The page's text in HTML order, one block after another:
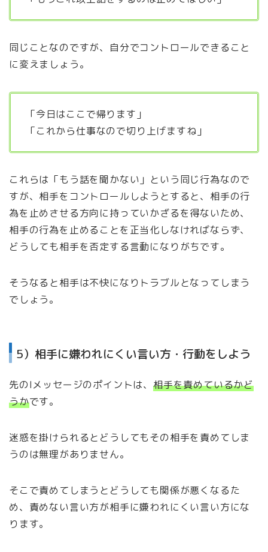
同じことなのですが、自分でコントロールできること
に変えましょう。
「今日はここで帰ります」
「これから仕事なので切り上げますね」
これらは「もう話を聞かない」という同じ行為なので
すが、相手をコントロールしようとすると、相手の行
為を止めさせる方向に持っていかざるを得ないため、
相手の行為を止めることを正当化しなければならず、
どうしても相手を否定する言動になりがちです。
そうなると相手は不快になりトラブルとなってしまう
でしょう。
5）相手に嫌われにくい言い方・行動をしよう
先のIメッセージのポイントは、相手を責めているかど
うかです。
迷惑を掛けられるとどうしてもその相手を責めてしま
うのは無理がありません。
そこで責めてしまうとどうしても関係が悪くなるた
め、責めない言い方が相手に嫌われにくい言い方にな
ります。